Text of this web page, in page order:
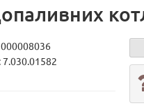
000008036
7.030.01582